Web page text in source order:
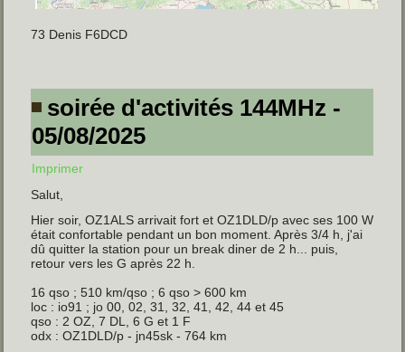
73 Denis F6DCD
soirée d'activités 144MHz -
05/08/2025
Imprimer
Salut,
Hier soir, OZ1ALS arrivait fort et OZ1DLD/p avec ses 100 W
était confortable pendant un bon moment. Après 3/4 h, j'ai
dû quitter la station pour un break diner de 2 h... puis,
retour vers les G après 22 h.
16 qso ; 510 km/qso ; 6 qso > 600 km
loc : io91 ; jo 00, 02, 31, 32, 41, 42, 44 et 45
qso : 2 OZ, 7 DL, 6 G et 1 F
odx : OZ1DLD/p - jn45sk - 764 km